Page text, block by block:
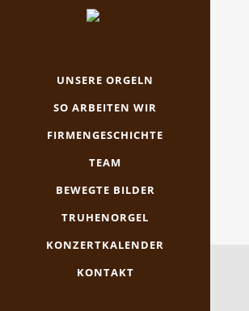
UNSERE ORGELN
SO ARBEITEN WIR
FIRMENGESCHICHTE
TEAM
BEWEGTE BILDER
TRUHENORGEL
KONZERTKALENDER
KONTAKT